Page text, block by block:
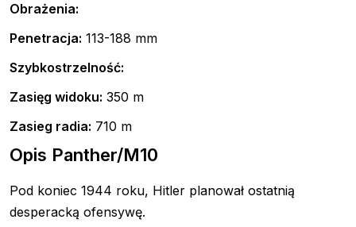
Obrażenia:
Penetracja: 113-188 mm
Szybkostrzelność:
Zasięg widoku: 350 m
Zasieg radia: 710 m
Opis Panther/M10
Pod koniec 1944 roku, Hitler planował ostatnią
desperacką ofensywę.